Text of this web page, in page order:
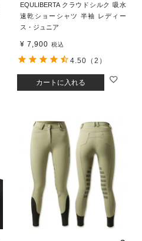
EQULIBERTA クラウドシルク 吸水
速乾ショーシャツ 半袖 レディー
ス・ジュニア
¥ 7,900 税込
カートに入れる
4.50 （2）